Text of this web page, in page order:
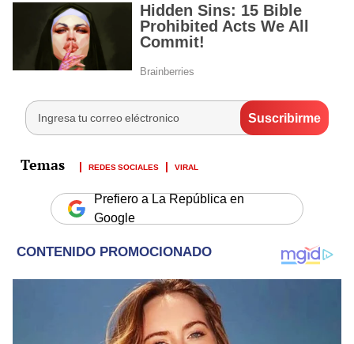
REDES SOCIALES VIRAL
Prefiero a La República en
Google